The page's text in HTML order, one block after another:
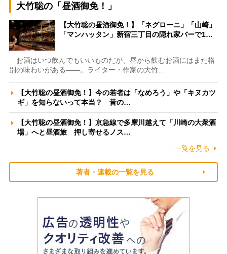
大竹聡の「昼酒御免！」
【大竹聡の昼酒御免！】「ネグローニ」「山崎」
「マンハッタン」新宿三丁目の隠れ家バーで1…
お酒はいつ飲んでもいいものだが、昼から飲むお酒にはまた格
別の味わいがある――。ライター・作家の大竹…
【大竹聡の昼酒御免！】今の若者は「なめろう」や「キヌカツ
ギ」を知らないって本当？ 昔の…
【大竹聡の昼酒御免！】京急線で多摩川越えて「川崎の大衆酒
場」へと昼酒旅 押し寄せるノス…
一覧を見る
著者・連載の一覧を見る